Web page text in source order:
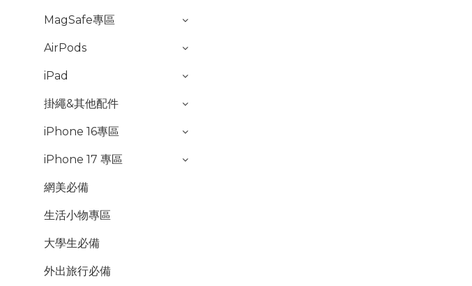
MagSafe專區
AirPods
iPad
掛繩&其他配件
iPhone 16專區
iPhone 17 專區
網美必備
生活小物專區
大學生必備
外出旅行必備